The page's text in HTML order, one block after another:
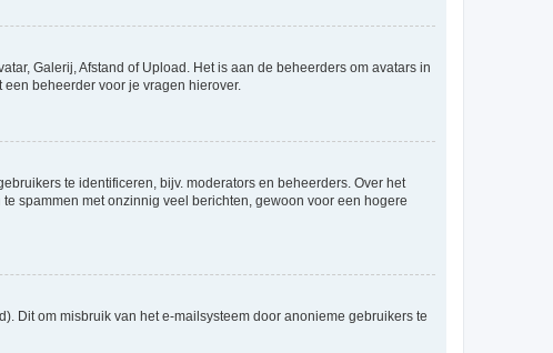
Galerij, Afstand of Upload. Het is aan de beheerders om avatars in
beheerder voor je vragen hierover.
te identificeren, bijv. moderators en beheerders. Over het
spammen met onzinnig veel berichten, gewoon voor een hogere
Dit om misbruik van het e-mailsysteem door anonieme gebruikers te